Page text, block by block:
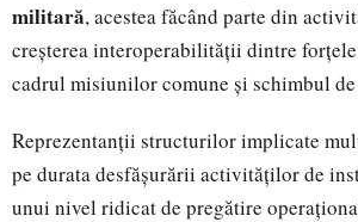
militară, acestea făcând parte din
creșterea interoperabilității dintre
cadrul misiunilor comune și schimbul
Reprezentanții structurilor implicate
pe durata desfășurării activităților de
unui nivel ridicat de pregătire